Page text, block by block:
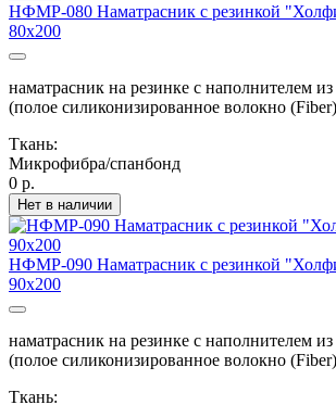
НФМР-080 Наматрасник с резинкой
80х200
наматрасник на резинке с наполнителем
(полое силиконизированное волокно
Ткань:
Микрофибра/спанбонд
0 р.
Нет в наличии
НФМР-090 Наматрасник с резинкой
90х200
наматрасник на резинке с наполнителем
(полое силиконизированное волокно
Ткань: